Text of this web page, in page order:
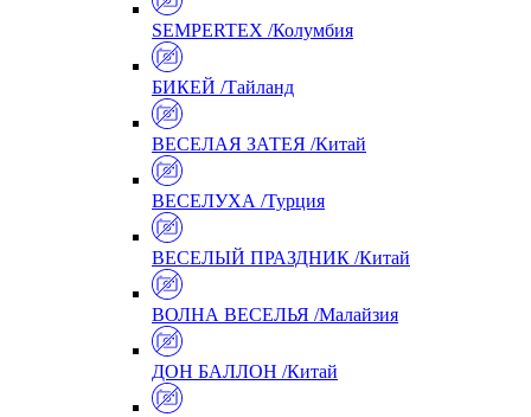
SEMPERTEX /Колумбия
БИКЕЙ /Тайланд
ВЕСЕЛАЯ ЗАТЕЯ /Китай
ВЕСЕЛУХА /Турция
ВЕСЕЛЫЙ ПРАЗДНИК /Китай
ВОЛНА ВЕСЕЛЬЯ /Малайзия
ДОН БАЛЛОН /Китай